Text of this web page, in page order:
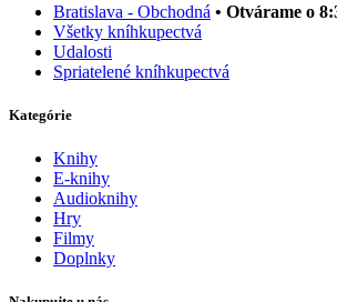
Bratislava - Obchodná • Otvárame o
Všetky kníhkupectvá
Udalosti
Spriatelené kníhkupectvá
Kategórie
Knihy
E-knihy
Audioknihy
Hry
Filmy
Doplnky